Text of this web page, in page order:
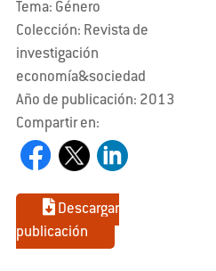
Tema: Género
Colección: Revista de
investigación
economía&sociedad
Año de publicación: 2013
Compartir en:
Descargar
publicación